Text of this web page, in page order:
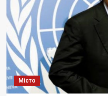
Місто